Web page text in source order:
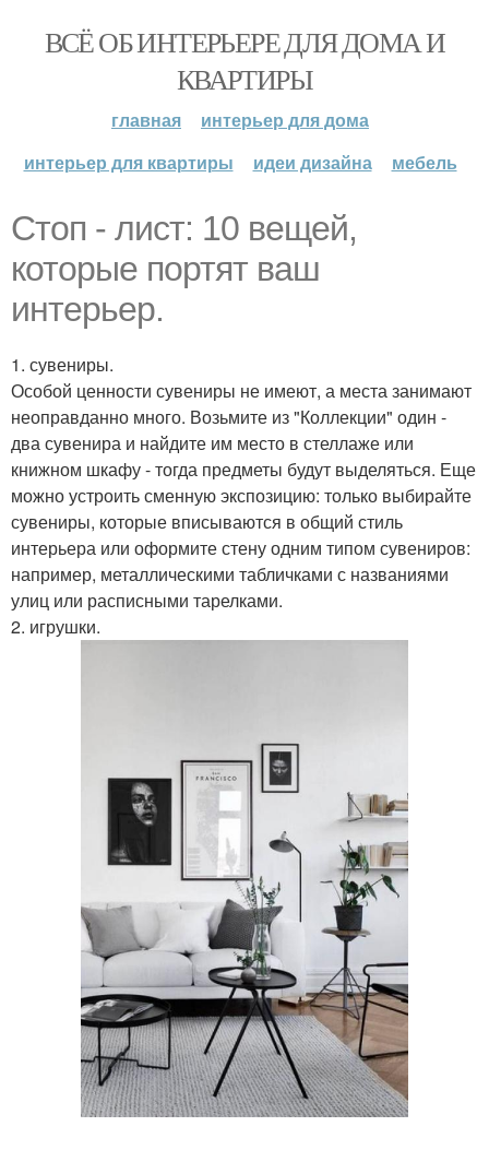
ВСЁ ОБ ИНТЕРЬЕРЕ ДЛЯ ДОМА И
КВАРТИРЫ
главная
интерьер для дома
интерьер для квартиры
идеи дизайна мебель
Стоп - лист: 10 вещей,
которые портят ваш
интерьер.
1. сувениры.
Особой ценности сувениры не имеют, а места занимают
неоправданно много. Возьмите из "Коллекции" один -
два сувенира и найдите им место в стеллаже или
книжном шкафу - тогда предметы будут выделяться. Еще
можно устроить сменную экспозицию: только выбирайте
сувениры, которые вписываются в общий стиль
интерьера или оформите стену одним типом сувениров:
например, металлическими табличками с названиями
улиц или расписными тарелками.
2. игрушки.